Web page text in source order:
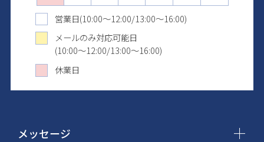
営業日(10:00～12:00/13:00～16:00)
メールのみ対応可能日
(10:00～12:00/13:00～16:00)
休業日
メッセージ